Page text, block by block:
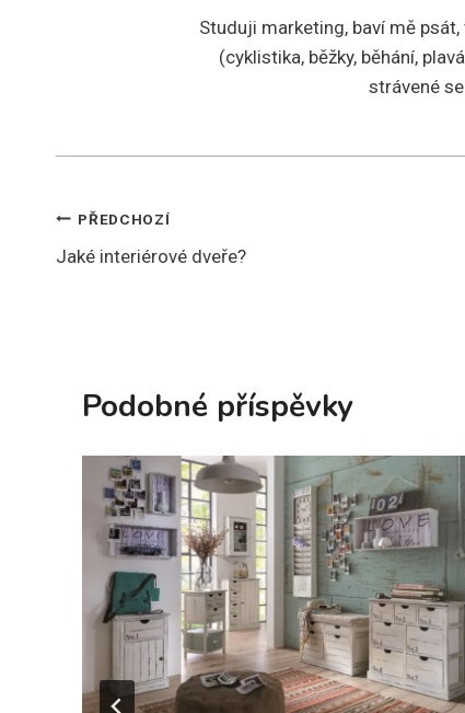
Studuji marketing, baví mě
(cyklistika, běžky, běhání,
strávené
Navigace
pro
PŘEDCHOZÍ
Jaké interiérové dveře?
Podobné příspěvky